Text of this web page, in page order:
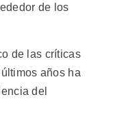
de los
de las críticas
años ha
del